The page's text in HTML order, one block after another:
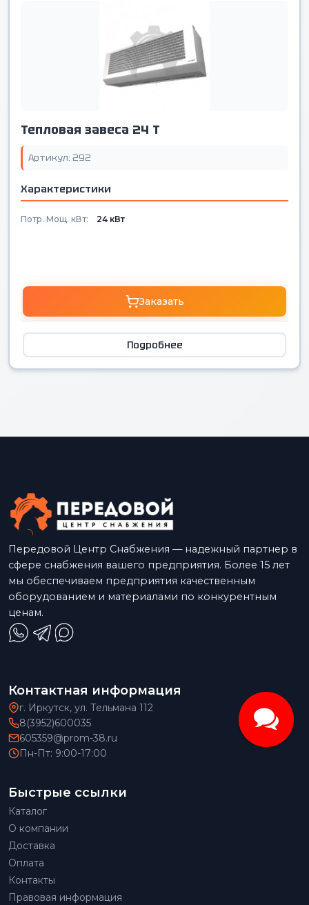
Тепловая завеса 24 T
Артикул: 292
Характеристики
Потр. Мощ. кВт: 24 кВт
Заказать
Подробнее
Передовой Центр Снабжения — надежный партнер в
сфере снабжения вашего предприятия. Более 15 лет
мы обеспечиваем предприятия качественным
оборудованием и материалами по конкурентным
ценам.
Контактная информация
г. Иркутск, ул. Тельмана 112
8(3952)600035
605359@prom-38.ru
Пн-Пт: 9:00-17:00
Быстрые ссылки
Каталог
О компании
Доставка
Оплата
Контакты
Правовая информация